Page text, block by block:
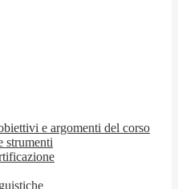
e argomenti del corso
strumenti